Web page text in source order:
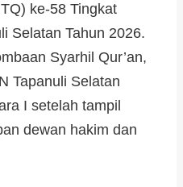
ke-58 Tingkat
Selatan Tahun 2026.
Syarhil Qur’an,
Tapanuli Selatan
I setelah tampil
dewan hakim dan